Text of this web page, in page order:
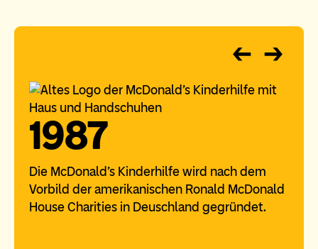
1987
Die McDonald’s Kinderhilfe wird nach dem
Vorbild der amerikanischen Ronald McDonald
House Charities in Deuschland gegründet.